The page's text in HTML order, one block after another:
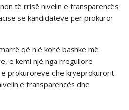
të rrisë nivelin e transparencës
së kandidatëve për prokuror
që një kohë bashke më
e kemi një nga rregullore
prokurorëve dhe kryeprokurorit
e transparencës dhe